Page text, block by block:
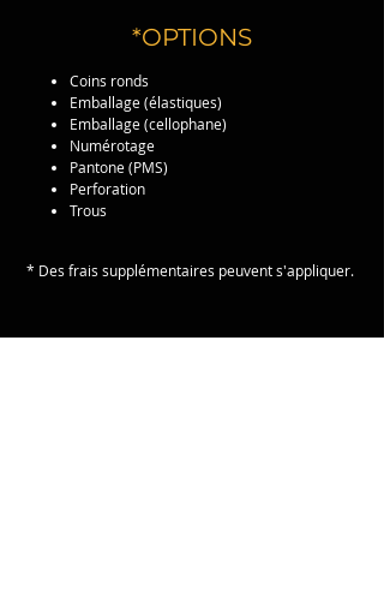
*OPTIONS
Coins ronds
Emballage (élastiques)
Emballage (cellophane)
Numérotage
Pantone (PMS)
Perforation
Trous
* Des frais supplémentaires peuvent s'appliquer.